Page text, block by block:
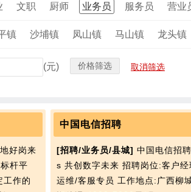
文职 厨师 业务员 服务员 营业
镇 沙埔镇 凤山镇 马山镇 龙头镇
(元) 价格筛选 取消筛选
好岗来
杆平
工作的
中国电信招聘
[招聘/业务员/县城] 中国电信招
s 共创数字未来 招聘岗位:客户经
运维/客服专员 工作地点:广西柳